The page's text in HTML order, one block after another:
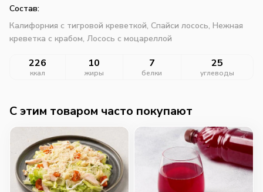
Состав:
Калифорния с тигровой креветкой, Спайси лосось, Нежная
креветка с крабом, Лосось с моцареллой
226
ккал
10
жиры
7
белки
25
углеводы
C этим товаром часто покупают